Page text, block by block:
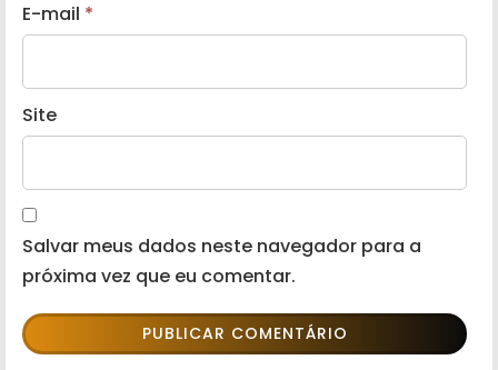
E-mail *
Site
Salvar meus dados neste navegador para a
próxima vez que eu comentar.